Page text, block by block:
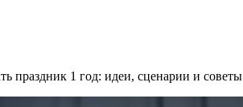
праздник 1 год: идеи, сценарии и советы